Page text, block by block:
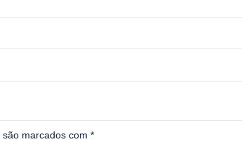
marcados com *